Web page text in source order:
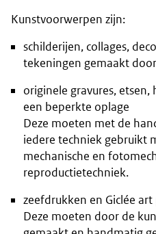
Kunstvoorwerpen zijn:
schilderijen, collages,
tekeningen gemaakt
originele gravures, etsen,
een beperkte oplage
Deze moeten met de
iedere techniek gebruikt
mechanische en
reproductietechniek.
zeefdrukken en Giclée
Deze moeten door de